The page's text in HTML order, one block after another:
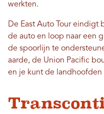
werkten.
De East Auto Tour eindigt
de auto en loop naar een
de spoorlijn te
aarde, de Union Pacific
en je kunt de landhoofden